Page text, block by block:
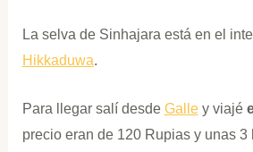
La selva de Sinhajara está en el
Hikkaduwa.
Para llegar salí desde Galley viajé
precio eran de 120 Rupias y unas 3